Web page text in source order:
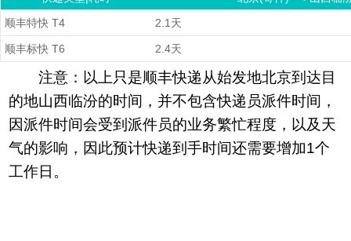
顺丰特快 T4
2.1天
顺丰标快 T6 2.4天
注意：以上只是顺丰快递从始发地北京到达目
的地山西临汾的时间，并不包含快递员派件时间，
因派件时间会受到派件员的业务繁忙程度，以及天
气的影响，因此预计快递到手时间还需要增加1个
工作日。